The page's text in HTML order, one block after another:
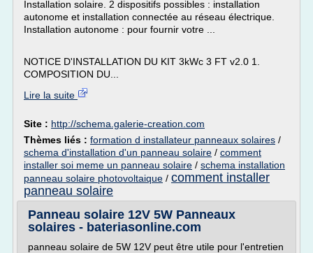
Installation solaire. 2 dispositifs possibles : installation
autonome et installation connectée au réseau électrique.
Installation autonome : pour fournir votre ...
NOTICE D'INSTALLATION DU KIT 3kWc 3 FT v2.0 1.
COMPOSITION DU...
Lire la suite
Site : http://schema.galerie-creation.com
Thèmes liés : formation d installateur panneaux solaires /
schema d'installation d'un panneau solaire / comment
installer soi meme un panneau solaire / schema installation
panneau solaire photovoltaique / comment installer
panneau solaire
Panneau solaire 12V 5W Panneaux
solaires - bateriasonline.com
panneau solaire de 5W 12V peut être utile pour l'entretien